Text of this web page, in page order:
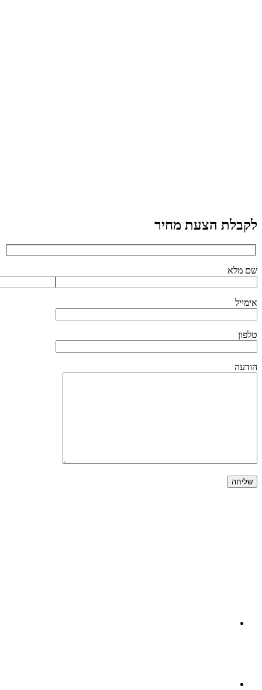
לקבלת הצעת מחיר
שם מלא
אימייל
טלפון
הודעה